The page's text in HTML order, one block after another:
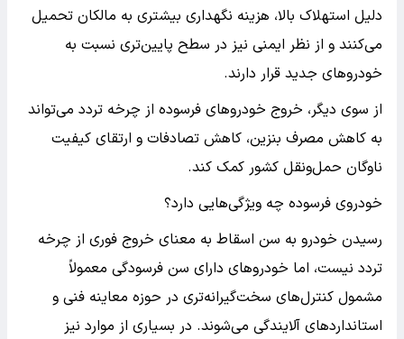
دلیل استهلاک بالا، هزینه نگهداری بیشتری به مالکان تحمیل
می‌کنند و از نظر ایمنی نیز در سطح پایین‌تری نسبت به
خودروهای جدید قرار دارند.
از سوی دیگر، خروج خودروهای فرسوده از چرخه تردد می‌تواند
به کاهش مصرف بنزین، کاهش تصادفات و ارتقای کیفیت
ناوگان حمل‌ونقل کشور کمک کند.
خودروی فرسوده چه ویژگی‌هایی دارد؟
رسیدن خودرو به سن اسقاط به معنای خروج فوری از چرخه
تردد نیست، اما خودروهای دارای سن فرسودگی معمولاً
مشمول کنترل‌های سخت‌گیرانه‌تری در حوزه معاینه فنی و
استانداردهای آلایندگی می‌شوند. در بسیاری از موارد نیز